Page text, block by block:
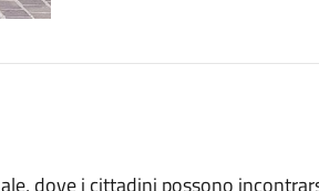
dove i cittadini possono